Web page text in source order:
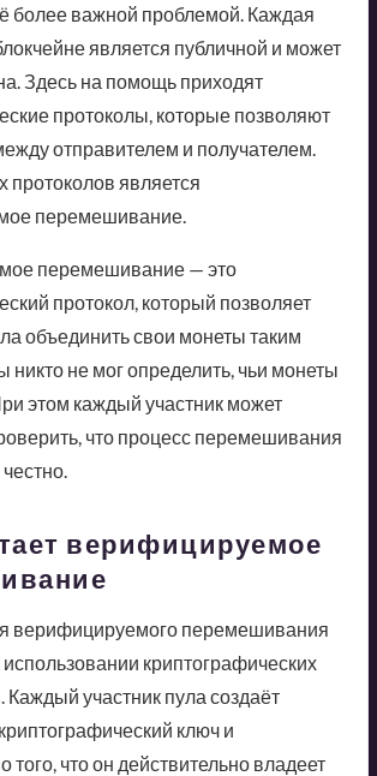
более важной проблемой. Каждая
является публичной и может
Здесь на помощь приходят
протоколы, которые позволяют
отправителем и получателем.
протоколов является
перемешивание.
перемешивание — это
протокол, который позволяет
объединить свои монеты таким
никто не мог определить, чьи монеты
этом каждый участник может
что процесс перемешивания
верифицируемое
верифицируемого перемешивания
криптографических
Каждый участник пула создаёт
ключ и
того, что он действительно владеет